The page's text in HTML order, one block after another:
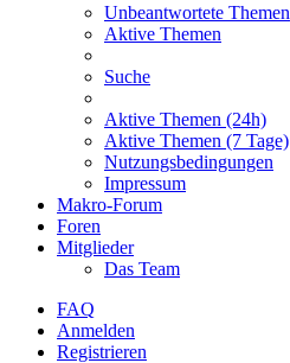
Unbeantwortete Themen
Aktive Themen
Suche
Aktive Themen (24h)
Aktive Themen (7 Tage)
Nutzungsbedingungen
Impressum
Makro-Forum
Foren
Mitglieder
Das Team
FAQ
Anmelden
Registrieren